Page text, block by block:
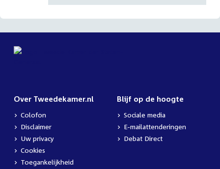
Over Tweedekamer.nl
Colofon
Disclaimer
Uw privacy
Cookies
Toegankelijkheid
Blijf op de hoogte
Sociale media
E-mailattenderingen
Debat Direct